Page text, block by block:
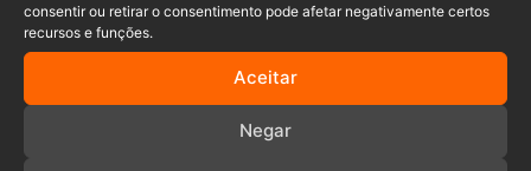
consentir ou retirar o consentimento pode afetar negativamente certos
recursos e funções.
Aceitar
Negar
promover ações que incentivem o esporte, a convivência
social e a integração entre os timboenses.
ingressos